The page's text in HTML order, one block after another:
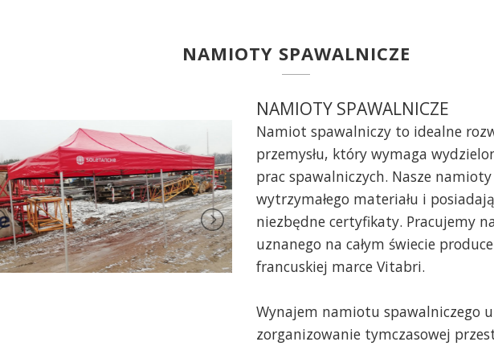
NAMIOTY SPAWALNICZE
NAMIOTY SPAWALNICZE
Namiot spawalniczy to idealne
przemysłu, który wymaga
prac spawalniczych. Nasze
wytrzymałego materiału i
niezbędne certyfikaty. Pracujemy
uznanego na całym świecie
francuskiej marce Vitabri.
Wynajem namiotu spawalniczego
zorganizowanie tymczasowej